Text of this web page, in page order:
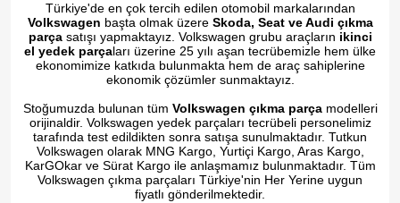
Türkiye'de en çok tercih edilen otomobil markalarından
Volkswagen başta olmak üzere Skoda, Seat ve Audi çıkma
parçasatışı yapmaktayız. Volkswagen grubu araçların ikinci
el yedek parçaları üzerine 25 yılı aşan tecrübemizle hem ülke
ekonomimize katkıda bulunmakta hem de araç sahiplerine
ekonomik çözümler sunmaktayız.
Stoğumuzda bulunan tüm Volkswagen çıkma parçamodelleri
orijinaldir. Volkswagen yedek parçaları tecrübeli personelimiz
tarafında test edildikten sonra satışa sunulmaktadır. Tutkun
Volkswagen olarak MNG Kargo, Yurtiçi Kargo, Aras Kargo,
KarGOkar ve Sürat Kargo ile anlaşmamız bulunmaktadır. Tüm
Volkswagen çıkma parçaları Türkiye'nin Her Yerine uygun
fiyatlı gönderilmektedir.